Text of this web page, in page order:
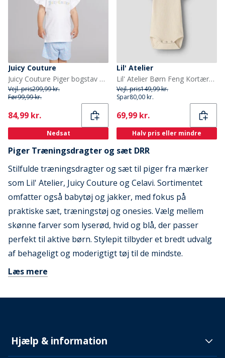
Juicy Couture
Juicy Couture Piger bogstav flæse t shirt og shorts sæt Powder Blue
Vejl. pris299,99 kr.
Før99,99 kr.
Current
84,99 kr.
Nedsat
Lil' Atelier
Lil' Atelier Børn Feng Kortærmet Babybody Oxford Tan
Vejl. pris149,99 kr.
Spar80,00 kr.
Current
69,99 kr.
Halv pris eller mindre
Piger Træningsdragter og sæt DRR
Stilfulde træningsdragter og sæt til piger fra mærker
som Lil' Atelier, Juicy Couture og Celavi. Sortimentet
omfatter også babytøj og jakker, med fokus på
praktiske sæt, træningstøj og onesies. Vælg mellem
skønne farver som lyserød, hvid og blå, der passer
perfekt til aktive børn. Stylepit tilbyder et bredt udvalg
af behageligt og moderigtigt tøj til de mindste.
Læs mere
Hjælp & information